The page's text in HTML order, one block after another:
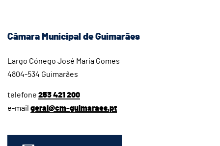
Câmara Municipal de Guimarães
Largo Cónego José Maria Gomes
4804-534 Guimarães
telefone 253 421 200
e-mail geral@cm-guimaraes.pt